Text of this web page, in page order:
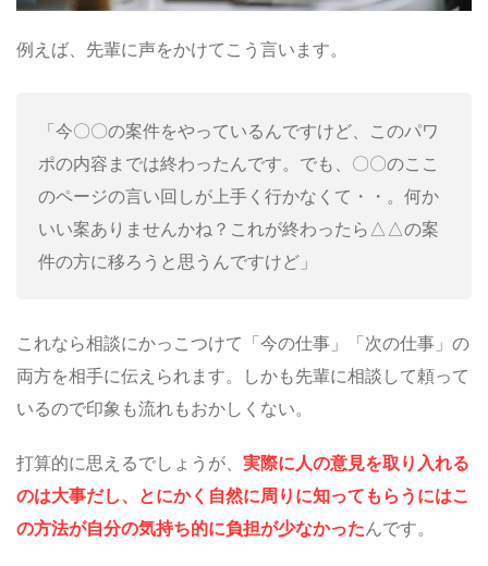
例えば、先輩に声をかけてこう言います。
「今〇〇の案件をやっているんですけど、このパワ
ポの内容までは終わったんです。でも、〇〇のここ
のページの言い回しが上手く行かなくて・・。何か
いい案ありませんかね？これが終わったら△△の案
件の方に移ろうと思うんですけど」
これなら相談にかっこつけて「今の仕事」「次の仕事」の
両方を相手に伝えられます。しかも先輩に相談して頼って
いるので印象も流れもおかしくない。
打算的に思えるでしょうが、 実際に人の意見を取り入れる
のは大事だし、とにかく自然に周りに知ってもらうにはこ
の方法が自分の気持ち的に負担が少なかったんです。